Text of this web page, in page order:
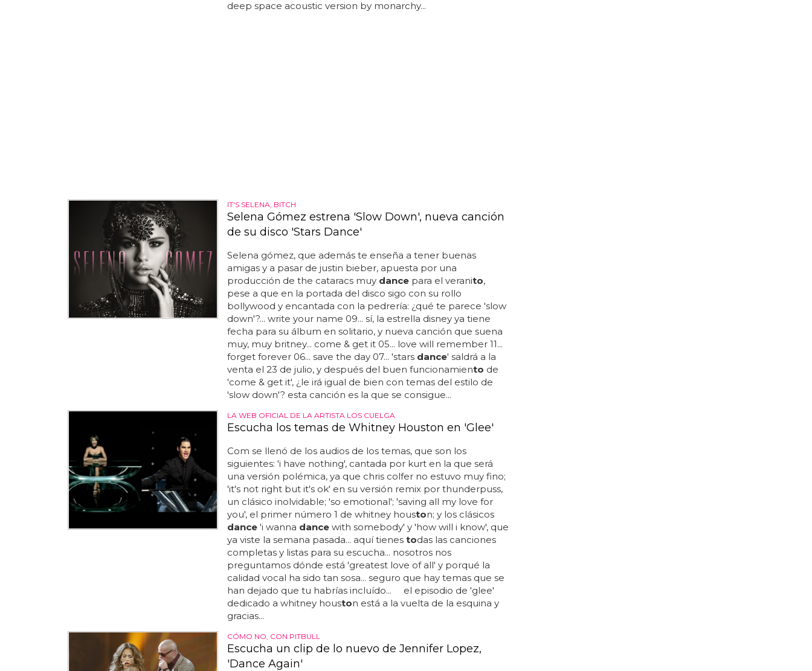
deep space acoustic version by monarchy...
IT'S SELENA, BITCH
Selena Gómez estrena 'Slow Down', nueva canción
de su disco 'Stars Dance'
Selena gómez, que además te enseña a tener buenas
amigas y a pasar de justin bieber, apuesta por una
producción de the cataracs muy dancepara el veranito,
pese a que en la portada del disco sigo con su rollo
bollywood y encantada con la pedrería: ¿qué te parece 'slow
down'?... write your name 09... sí, la estrella disney ya tiene
fecha para su álbum en solitario, y nueva canción que suena
muy, muy britney... come & get it 05... love will remember 11...
forget forever 06... save the day 07... 'stars dance' saldrá a la
venta el 23 de julio, y después del buen funcionamiento de
'come & get it', ¿le irá igual de bien con temas del estilo de
'slow down'? esta canción es la que se consigue...
LA WEB OFICIAL DE LA ARTISTA LOS CUELGA
Escucha los temas de Whitney Houston en 'Glee'
Com se llenó de los audios de los temas, que son los
siguientes: 'i have nothing', cantada por kurt en la que será
una versión polémica, ya que chris colfer no estuvo muy fino;
'it's not right but it's ok' en su versión remix por thunderpuss,
un clásico inolvidable; 'so emotional'; 'saving all my love for
you', el primer número 1 de whitney houston; y los clásicos
dance'i wanna dancewith somebody' y 'how will i know', que
ya viste la semana pasada... aquí tienes todas las canciones
completas y listas para su escucha... nosotros nos
preguntamos dónde está 'greatest love of all' y porqué la
calidad vocal ha sido tan sosa... seguro que hay temas que se
han dejado que tu habrías incluído... el episodio de 'glee'
dedicado a whitney houston está a la vuelta de la esquina y
gracias...
CÓMO NO, CON PITBULL
Escucha un clip de lo nuevo de Jennifer Lopez,
'Dance Again'